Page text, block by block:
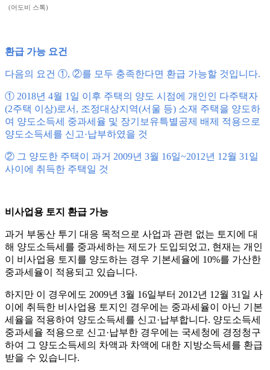
(어도비 스톡)
환급 가능 요건
다음의 요건 ①, ②를 모두 충족한다면 환급 가능할 것입니다.
① 2018년 4월 1일 이후 주택의 양도 시점에 개인인 다주택자
(2주택 이상)로서, 조정대상지역(서울 등) 소재 주택을 양도하
여 양도소득세 중과세율 및 장기보유특별공제 배제 적용으로
양도소득세를 신고·납부하였을 것
② 그 양도한 주택이 과거 2009년 3월 16일~2012년 12월 31일
사이에 취득한 주택일 것
비사업용 토지 환급 가능
과거 부동산 투기 대응 목적으로 사업과 관련 없는 토지에 대
해 양도소득세를 중과세하는 제도가 도입되었고, 현재는 개인
이 비사업용 토지를 양도하는 경우 기본세율에 10%를 가산한
중과세율이 적용되고 있습니다.
하지만 이 경우에도 2009년 3월 16일부터 2012년 12월 31일 사
이에 취득한 비사업용 토지인 경우에는 중과세율이 아닌 기본
세율을 적용하여 양도소득세를 신고·납부합니다. 양도소득세
중과세율 적용으로 신고·납부한 경우에는 국세청에 경정청구
하여 그 양도소득세의 차액과 차액에 대한 지방소득세를 환급
받을 수 있습니다.